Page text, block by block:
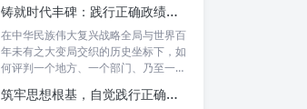
铸就时代丰碑：践行正确政绩观，实干笃行显作为
在中华民族伟大复兴战略全局与世界百
年未有之大变局交织的历史坐标下，如
何评判一个地方、一个部门、乃至一名
筑牢思想根基，自觉践行正确政绩观：以实绩赢得民心，以担当开创未来